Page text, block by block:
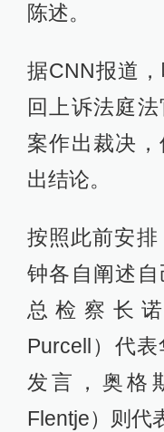
陈述。
据CNN报道
回上诉法庭
案作出裁决
出结论。
按照此前安
钟各自阐述
总检察长
Purcell）代
发言，奥格
Flentje）则代